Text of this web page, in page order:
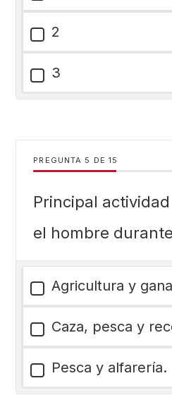
2
3
PREGUNTA DE 15
Principal
el hombre
Agricultura y
Caza, pesca y
Pesca y alfarería.